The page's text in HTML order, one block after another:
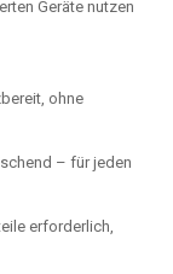
Geräte nutzen
ohne
– für jeden
erforderlich,